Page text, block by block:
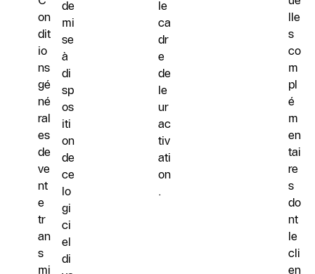
on
dit
io
ns
gé
né
ral
es
de
ve
nt
e
tr
an
s
mi
de
mi
se
à
di
sp
os
iti
on
de
ce
lo
gi
ci
el
di
le
ca
dr
e
de
le
ur
ac
tiv
ati
on
.
lle
s
co
m
pl
é
m
en
tai
re
s
do
nt
le
cli
en